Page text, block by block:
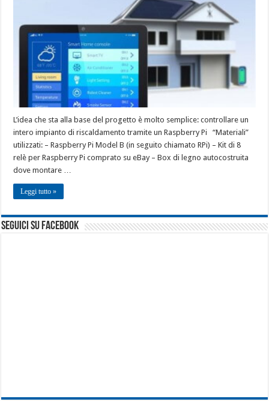
L’idea che sta alla base del progetto è molto semplice: controllare un
intero impianto di riscaldamento tramite un Raspberry Pi “Materiali”
utilizzati: – Raspberry Pi Model B (in seguito chiamato RPi) – Kit di 8
relè per Raspberry Pi comprato su eBay – Box di legno autocostruita
dove montare …
Leggi tutto »
seguici su facebook